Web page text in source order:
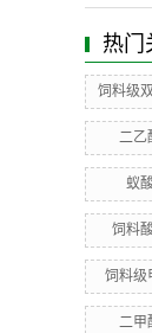
热门
饲料级
二乙
蚁
饲料
饲料级
二甲